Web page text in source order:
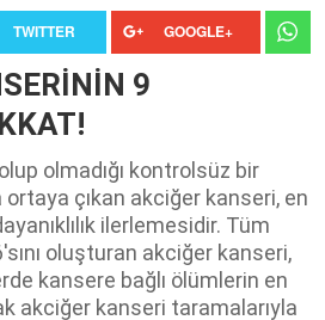
TWITTER GOOGLE+
9
olmadığı kontrolsüz bir
çıkan akciğer kanseri, en
ilerlemesidir. Tüm
oluşturan akciğer kanseri,
kansere bağlı ölümlerin en
akciğer kanseri taramalarıyla